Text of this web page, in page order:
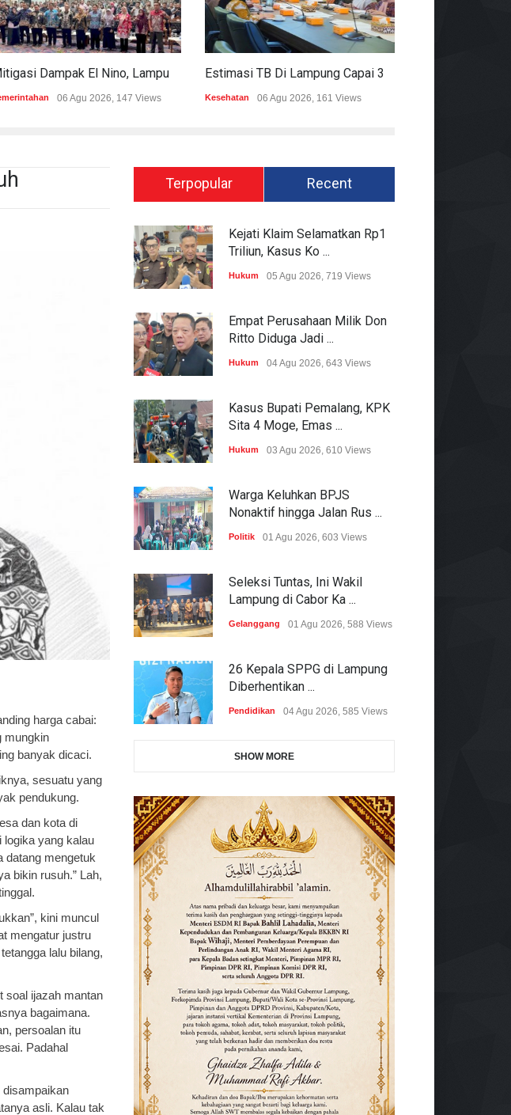
06 Agu 2026, 147 Views Kesehatan 06 Agu 2026, 161 Views
harga cabai:
mungkin
banyak dicaci.
sesuatu yang
pendukung.
dan kota di
logika yang kalau
datang mengetuk
bikin rusuh.” Lah,
kini muncul
mengatur justru
lalu bilang,
soal ijazah mantan
bagaimana.
persoalan itu
Padahal
disampaikan
asli. Kalau tak
Terpopular Recent
Kejati Klaim Selamatkan Rp1
Triliun, Kasus Ko ...
Hukum 05 Agu 2026, 719 Views
Empat Perusahaan Milik Don
Ritto Diduga Jadi ...
Hukum 04 Agu 2026, 643 Views
Kasus Bupati Pemalang, KPK
Sita 4 Moge, Emas ...
Hukum 03 Agu 2026, 610 Views
Warga Keluhkan BPJS
Nonaktif hingga Jalan Rus ...
Politik 01 Agu 2026, 603 Views
Seleksi Tuntas, Ini Wakil
Lampung di Cabor Ka ...
Gelanggang 01 Agu 2026, 588 Views
26 Kepala SPPG di Lampung
Diberhentikan ...
Pendidikan 04 Agu 2026, 585 Views
SHOW MORE